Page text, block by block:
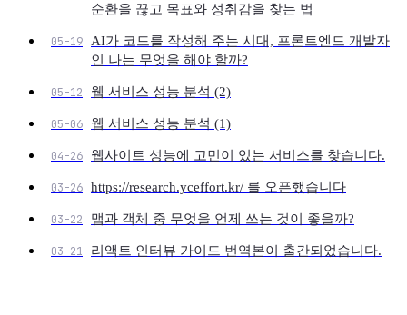
순환을 끊고 목표와 성취감을 찾는 법
05-19 AI가 코드를 작성해 주는 시대, 프론트엔드 개발자
인 나는 무엇을 해야 할까?
05-12 웹 서비스 성능 분석 (2)
05-06 웹 서비스 성능 분석 (1)
04-26 웹사이트 성능에 고민이 있는 서비스를 찾습니다.
03-26 https://research.yceffort.kr/ 를 오픈했습니다
03-22 맵과 객체 중 무엇을 언제 쓰는 것이 좋을까?
03-21 리액트 인터뷰 가이드 번역본이 출간되었습니다.